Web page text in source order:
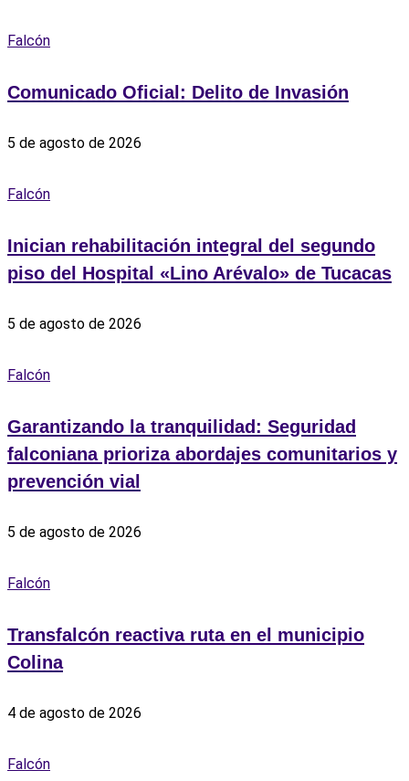
Falcón
Comunicado Oficial: Delito de Invasión
5 de agosto de 2026
Falcón
Inician rehabilitación integral del segundo
piso del Hospital «Lino Arévalo» de Tucacas
5 de agosto de 2026
Falcón
Garantizando la tranquilidad: Seguridad
falconiana prioriza abordajes comunitarios y
prevención vial
5 de agosto de 2026
Falcón
Transfalcón reactiva ruta en el municipio
Colina
4 de agosto de 2026
Falcón